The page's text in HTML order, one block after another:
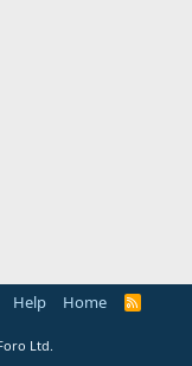
Help Home
R
Ltd.